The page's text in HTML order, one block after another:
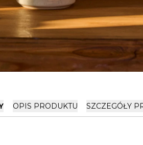
OPIS PRODUKTU SZCZEGÓŁY